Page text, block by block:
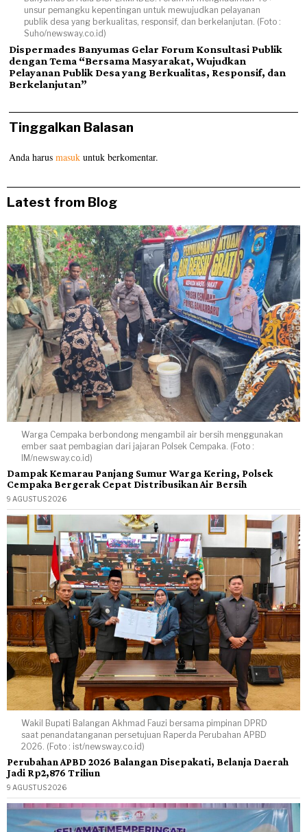
unsur pemangku kepentingan untuk mewujudkan pelayanan
publik desa yang berkualitas, responsif, dan berkelanjutan. (Foto :
Suho/newsway.co.id)
Dispermades Banyumas Gelar Forum Konsultasi Publik
dengan Tema “Bersama Masyarakat, Wujudkan
Pelayanan Publik Desa yang Berkualitas, Responsif, dan
Berkelanjutan”
Tinggalkan Balasan
Anda harusmasuk untuk berkomentar.
Latest from Blog
Warga Cempaka berbondong mengambil air bersih menggunakan
ember saat pembagian dari jajaran Polsek Cempaka. (Foto :
IM/newsway.co.id)
Dampak Kemarau Panjang Sumur Warga Kering, Polsek
Cempaka Bergerak Cepat Distribusikan Air Bersih
9 AGUSTUS 2026
Wakil Bupati Balangan Akhmad Fauzi bersama pimpinan DPRD
saat penandatanganan persetujuan Raperda Perubahan APBD
2026. (Foto : ist/newsway.co.id)
Perubahan APBD 2026 Balangan Disepakati, Belanja Daerah
Jadi Rp2,876 Triliun
9 AGUSTUS 2026